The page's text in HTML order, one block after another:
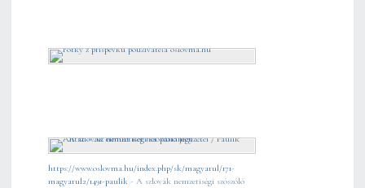
https://www.oslovma.hu/index.php/sk/magyarul/171-
magyarul2/1491-paulik - A szlovák nemzetiségi szószóló